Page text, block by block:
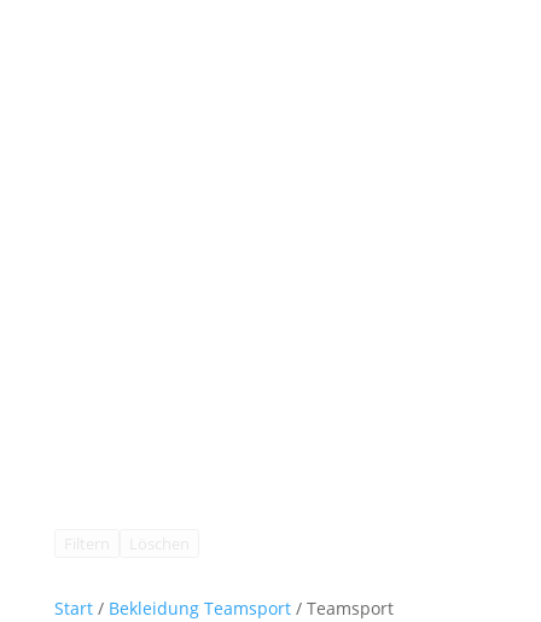
Start/ Bekleidung Teamsport/ Teamsport